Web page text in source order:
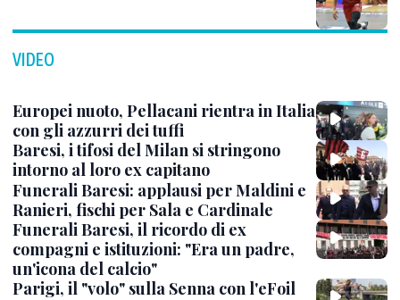
VIDEO
Europei nuoto, Pellacani rientra in Italia
con gli azzurri dei tuffi
Baresi, i tifosi del Milan si stringono
intorno al loro ex capitano
Funerali Baresi: applausi per Maldini e
Ranieri, fischi per Sala e Cardinale
Funerali Baresi, il ricordo di ex
compagni e istituzioni: "Era un padre,
un'icona del calcio"
Parigi, il "volo" sulla Senna con l'eFoil